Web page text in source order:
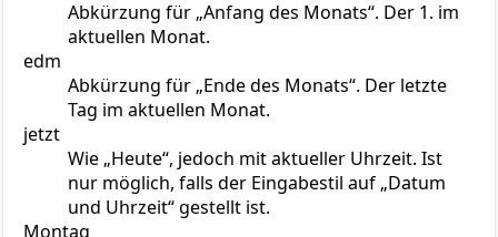
Abkürzung für „Anfang des Monats“. Der 1. im
aktuellen Monat.
edm
Abkürzung für „Ende des Monats“. Der letzte
Tag im aktuellen Monat.
jetzt
Wie „Heute“, jedoch mit aktueller Uhrzeit. Ist
nur möglich, falls der Eingabestil auf „Datum
und Uhrzeit“ gestellt ist.
Montag